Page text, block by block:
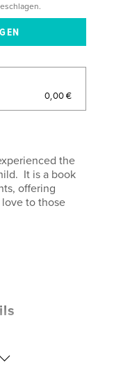
0,00 €
the
It is a book
offering
to those